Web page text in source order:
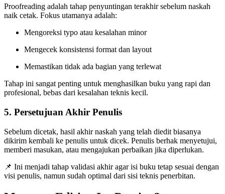
Proofreading adalah tahap penyuntingan terakhir sebelum naskah
naik cetak. Fokus utamanya adalah:
Mengoreksi typo atau kesalahan minor
Mengecek konsistensi format dan layout
Memastikan tidak ada bagian yang terlewat
Tahap ini sangat penting untuk menghasilkan buku yang rapi dan
profesional, bebas dari kesalahan teknis kecil.
5. Persetujuan Akhir Penulis
Sebelum dicetak, hasil akhir naskah yang telah diedit biasanya
dikirim kembali ke penulis untuk dicek. Penulis berhak menyetujui,
memberi masukan, atau mengajukan perbaikan jika diperlukan.
📌 Ini menjadi tahap validasi akhir agar isi buku tetap sesuai dengan
visi penulis, namun sudah optimal dari sisi teknis penerbitan.